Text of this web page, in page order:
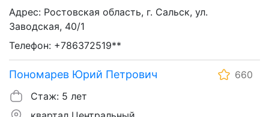
Адрес: Ростовская область, г. Сальск, ул.
Заводская, 40/1
Телефон: +786372519**
Пономарев Юрий Петрович
660
Стаж: 5 лет